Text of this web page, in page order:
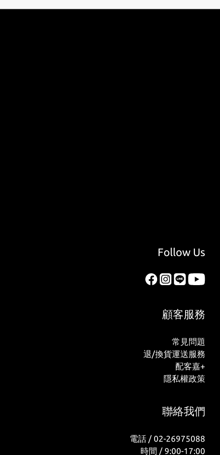
Follow Us
顧客服務
常見問題
退/換貨運送服務
配客嘉+
隱私權政策
聯絡我們
電話 / 02-26975088
時間 / 9:00-17:00